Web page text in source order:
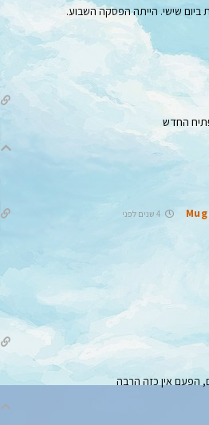
ביום שישי. הייתה הפסקה השבוע.
החדש
4 שנים לפני
הפעם אין כזה הרבה